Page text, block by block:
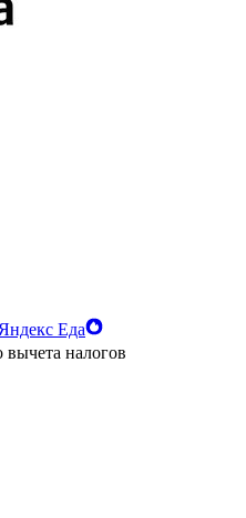
Еда
вычета налогов